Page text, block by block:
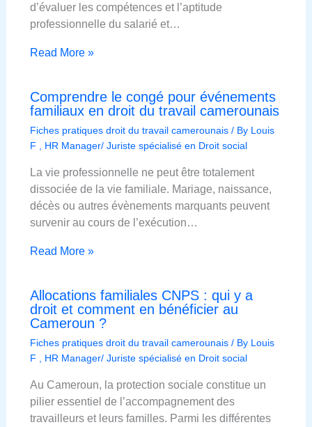
d’évaluer les compétences et l’aptitude
professionnelle du salarié et…
Read More »
Comprendre le congé pour événements
familiaux en droit du travail camerounais
Fiches pratiques droit du travail camerounais/ By Louis
F , HR Manager/ Juriste spécialisé en Droit social
La vie professionnelle ne peut être totalement
dissociée de la vie familiale. Mariage, naissance,
décès ou autres évènements marquants peuvent
survenir au cours de l’exécution…
Read More »
Allocations familiales CNPS : qui y a
droit et comment en bénéficier au
Cameroun ?
Fiches pratiques droit du travail camerounais/ By Louis
F , HR Manager/ Juriste spécialisé en Droit social
Au Cameroun, la protection sociale constitue un
pilier essentiel de l’accompagnement des
travailleurs et leurs familles. Parmi les différentes